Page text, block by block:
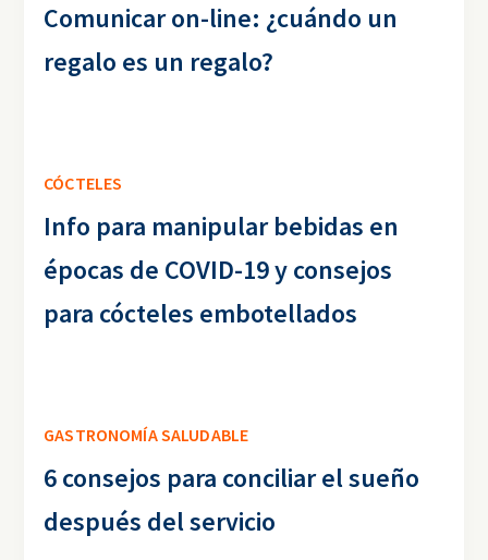
Comunicar on-line: ¿cuándo un
regalo es un regalo?
CÓCTELES
Info para manipular bebidas en
épocas de COVID-19 y consejos
para cócteles embotellados
GASTRONOMÍA SALUDABLE
6 consejos para conciliar el sueño
después del servicio